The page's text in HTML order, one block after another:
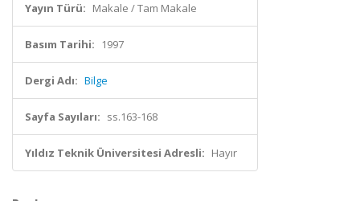
Yayın Türü: Makale / Tam Makale
Basım Tarihi: 1997
Dergi Adı: Bilge
Sayfa Sayıları: ss.163-168
Yıldız Teknik Üniversitesi Adresli: Hayır